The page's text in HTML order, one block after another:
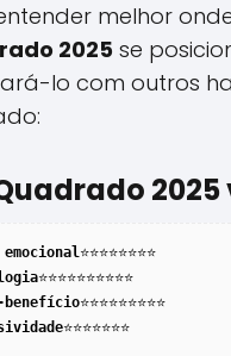
melhor
2025 se
lo com outros
2025
⭐⭐⭐⭐⭐⭐⭐⭐
⭐⭐⭐⭐⭐⭐⭐⭐⭐⭐
benefício⭐⭐⭐⭐⭐⭐⭐⭐⭐
⭐⭐⭐⭐⭐⭐⭐